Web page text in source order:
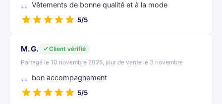
Vêtements de bonne qualité et à la mode
5/5
M. G.
Client vérifié
Partagé le 10 novembre 2025, jour de vente le 3 novembre
bon accompagnement
5/5